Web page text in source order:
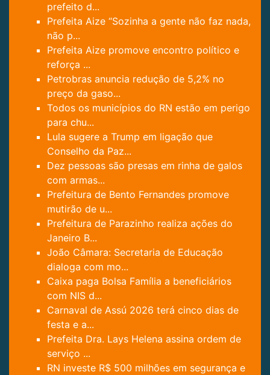
prefeito d...
Prefeita Aize “Sozinha a gente não faz nada,
não p...
Prefeita Aize promove encontro político e
reforça ...
Petrobras anuncia redução de 5,2% no
preço da gaso...
Todos os municípios do RN estão em perigo
para chu...
Lula sugere a Trump em ligação que
Conselho da Paz...
Dez pessoas são presas em rinha de galos
com armas...
Prefeitura de Bento Fernandes promove
mutirão de u...
Prefeitura de Parazinho realiza ações do
Janeiro B...
João Câmara: Secretaria de Educação
dialoga com mo...
Caixa paga Bolsa Família a beneficiários
com NIS d...
Carnaval de Assú 2026 terá cinco dias de
festa e a...
Prefeita Dra. Lays Helena assina ordem de
serviço ...
RN investe R$ 500 milhões em segurança e